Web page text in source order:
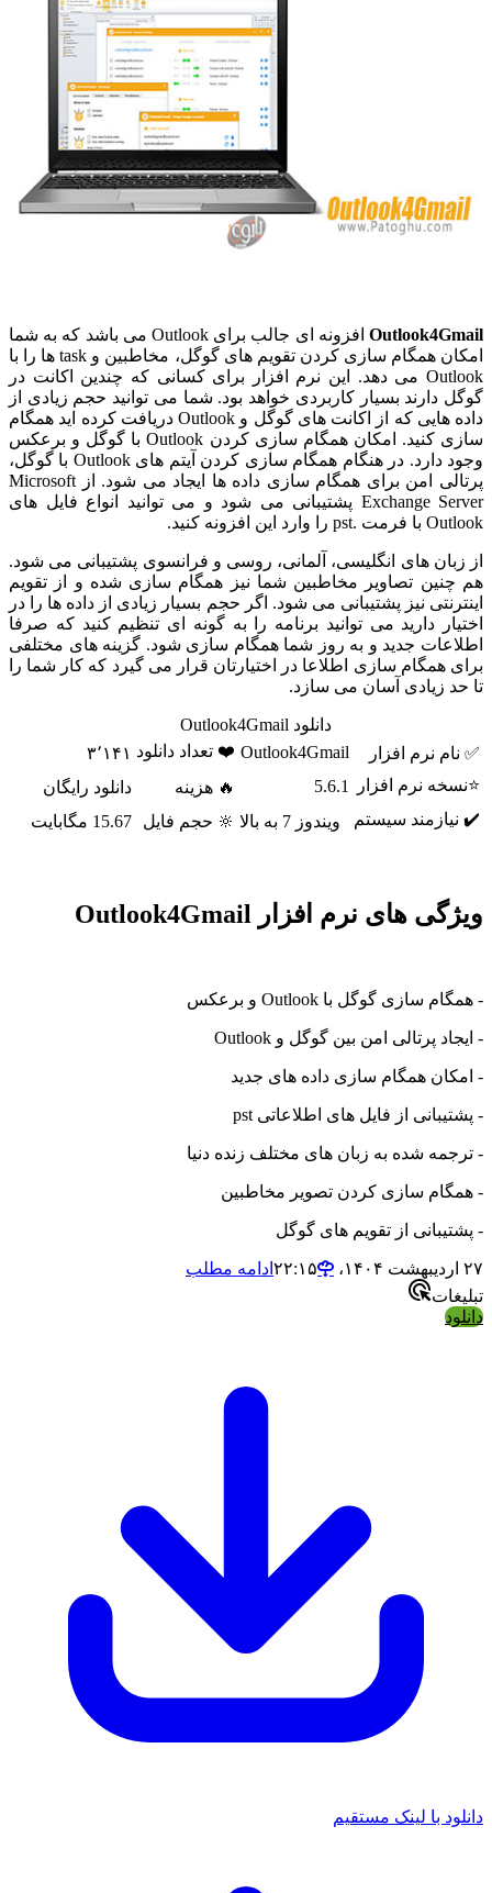
Outlook4Gmail
افزونه ای جالب برای Outlook می باشد که به شما
امکان همگام سازی کردن تقویم های گوگل، مخاطبین و task ها را با
Outlook می دهد. این نرم افزار برای کسانی که چندین اکانت در
گوگل دارند بسیار کاربردی خواهد بود. شما می توانید حجم زیادی از
داده هایی که از اکانت های گوگل و Outlook دریافت کرده اید همگام
سازی کنید. امکان همگام سازی کردن Outlook با گوگل و برعکس
وجود دارد. در هنگام همگام سازی کردن آیتم های Outlook با گوگل،
پرتالی امن برای همگام سازی داده ها ایجاد می شود. از Microsoft
Exchange Server پشتیبانی می شود و می توانید انواع فایل های
Outlook با فرمت .pst را وارد این افزونه کنید.
از زبان های انگلیسی، آلمانی، روسی و فرانسوی پشتیبانی می شود.
هم چنین تصاویر مخاطبین شما نیز همگام سازی شده و از تقویم
اینترنتی نیز پشتیبانی می شود. اگر حجم بسیار زیادی از داده ها را در
اختیار دارید می توانید برنامه را به گونه ای تنظیم کنید که صرفا
اطلاعات جدید و به روز شما همگام سازی شود. گزینه های مختلفی
برای همگام سازی اطلاعا در اختیارتان قرار می گیرد که کار شما را
تا حد زیادی آسان می سازد.
دانلود Outlook4Gmail
✅ نام نرم افزار
Outlook4Gmail ❤️ تعداد دانلود ۳٬۱۴۱
⭐نسخه نرم افزار
5.6.1 🔥 هزینه
دانلود رایگان
✔️ نیازمند سیستم
ویندوز 7 به بالا 🔆 حجم فایل 15.67 مگابایت
ویژگی های نرم افزار Outlook4Gmail
- همگام سازی گوگل با Outlook و برعکس
- ایجاد پرتالی امن بین گوگل و Outlook
- امکان همگام سازی داده های جدید
- پشتیبانی از فایل های اطلاعاتی pst
- ترجمه شده به زبان های مختلف زنده دنیا
- همگام سازی کردن تصویر مخاطبین
- پشتیبانی از تقویم های گوگل
۲۷ اردیبهشت ۱۴۰۴،‏ ۲۲:۱۵
ادامه مطلب
تبلیغات
دانلود
دانلود با لینک مستقیم